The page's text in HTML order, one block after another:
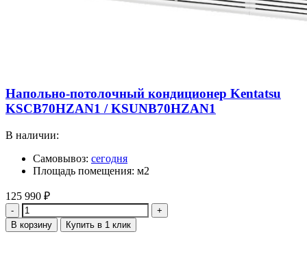
Напольно-потолочный кондиционер Kentatsu
KSCB70HZAN1 / KSUNB70HZAN1
В наличии:
Самовывоз: сегодня
Площадь помещения: м2
125 990 ₽
Количество
В корзину Купить в 1 клик